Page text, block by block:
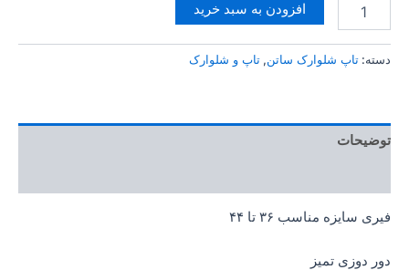
افزودن به سبد خرید
دسته: تاپ شلوارک ساتن, تاپ و شلوارک
توضیحات
فیری سایزه مناسب ۳۶ تا ۴۴
دور دوزی تمیز